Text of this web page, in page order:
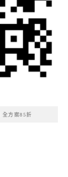
方案85折